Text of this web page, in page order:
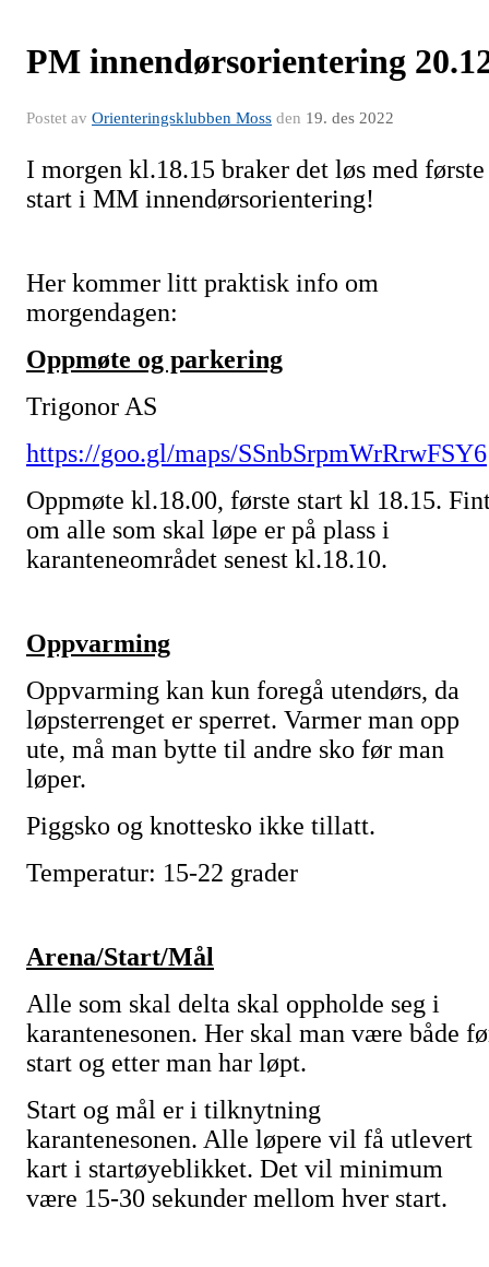
PM innendørsorientering
Postet av Orienteringsklubben Moss den 19. des 2022
I morgen kl.18.15 braker det løs med første
start i MM innendørsorientering!
Her kommer litt praktisk info om
morgendagen:
Oppmøte og parkering
Trigonor AS
https://goo.gl/maps/SSnbSrpmWrRrwFSY6
Oppmøte kl.18.00, første start kl 18.15.
om alle som skal løpe er på plass i
karanteneområdet senest kl.18.10.
Oppvarming
Oppvarming kan kun foregå utendørs, da
løpsterrenget er sperret. Varmer man opp
ute, må man bytte til andre sko før man
løper.
Piggsko og knottesko ikke tillatt.
Temperatur: 15-22 grader
Arena/Start/Mål
Alle som skal delta skal oppholde seg i
karantenesonen. Her skal man være både
start og etter man har løpt.
Start og mål er i tilknytning
karantenesonen. Alle løpere vil få utlevert
kart i startøyeblikket. Det vil minimum
være 15-30 sekunder mellom hver start.